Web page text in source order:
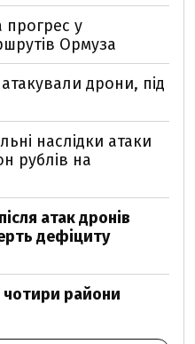
прогрес у
Ормуза
дрони, під
наслідки атаки
рублів на
атак дронів
дефіциту
райони